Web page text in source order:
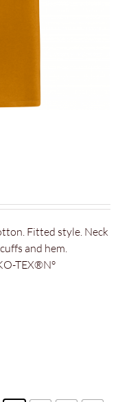
Fitted style. Neck
and hem.
TEX®N°